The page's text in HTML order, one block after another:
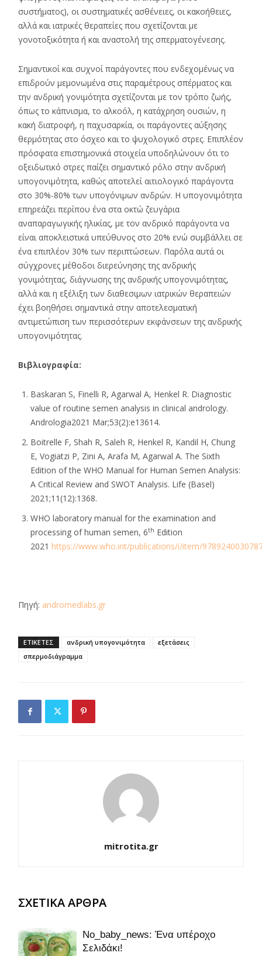
συστήματος), οι συστηματικές ασθένειες, οι κακοήθειες,
αλλά και ιατρικές θεραπείες που σχετίζονται με
γονοτοξικότητα ή και αναστολή της σπερματογένεσης.
Σημαντικοί και συχνοί παράγοντες που ενδεχομένως να
επιδρούν μεμονωμένα στις παραμέτρους σπέρματος και
την ανδρική γονιμότητα σχετίζονται με τον τρόπο ζωής,
όπως το κάπνισμα, το αλκοόλ, η κατάχρηση ουσιών, η
κακή διατροφή, η παχυσαρκία, οι παράγοντες αύξησης
θερμότητας στο όσχεο και το ψυχολογικό στρες. Επιπλέον
πρόσφατα επιστημονικά στοιχεία υποδηλώνουν ότι το
οξειδωτικό στρες παίζει σημαντικό ρόλο στην ανδρική
υπογονιμότητα, καθώς αποτελεί αιτιολογικό παράγοντα
στο 30%-80% των υπογόνιμων ανδρών. Η υπογονιμότητα
επηρεάζει περίπου ένα στα οκτώ ζευγάρια
αναπαραγωγικής ηλικίας, με τον ανδρικό παράγοντα να
είναι αποκλειστικά υπεύθυνος στο 20% ενώ συμβάλλει σε
ένα επιπλέον 30% των περιπτώσεων. Παρόλα αυτά οι
σύγχρονες μέθοδοι διερεύνησης της ανδρικής
γονιμότητας, διάγνωσης της ανδρικής υπογονιμότητας,
αλλά και η εξέλιξη των διαθεσιμων ιατρικών θεραπειών
έχει βοηθήσει σημαντικά στην αποτελεσματική
αντιμετώπιση των περισσότερων εκφάνσεων της ανδρικής
υπογονιμότητας.
Βιβλιογραφία:
Baskaran S, Finelli R, Agarwal A, Henkel R. Diagnostic
value of routine semen analysis in clinical andrology.
Andrologia2021 Mar;53(2):e13614.
Boitrelle F, Shah R, Saleh R, Henkel R, Kandil H, Chung
E, Vogiatzi P, Zini A, Arafa M, Agarwal A. The Sixth
Edition of the WHO Manual for Human Semen Analysis:
A Critical Review and SWOT Analysis. Life (Basel)
2021;11(12):1368.
WHO laboratory manual for the examination and
processing of human semen, 6th Edition
2021https://www.who.int/publications/i/item/
Πηγή: andromedlabs.gr
ΕΤΙΚΕΤΕΣ ανδρική υπογονιμότητα
εξετάσεις
σπερμοδιάγραμμα
mitrotita.gr
ΣΧΕΤΙΚΑ ΑΡΘΡΑ
No_baby_news: Ένα υπέροχο
Σελιδάκι!